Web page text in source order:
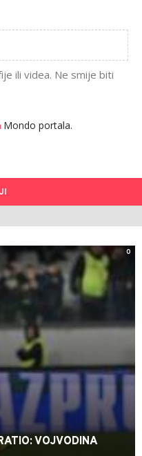
ili videa. Ne smije biti
Mondo portala.
0
VOJVODINA